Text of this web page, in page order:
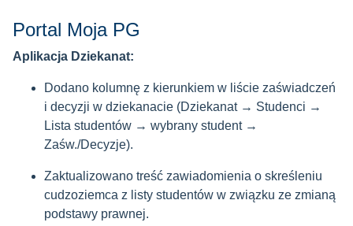
Portal Moja PG
Aplikacja Dziekanat:
Dodano kolumnę z kierunkiem w liście zaświadczeń
i decyzji w dziekanacie (Dziekanat → Studenci →
Lista studentów → wybrany student →
Zaśw./Decyzje).
Zaktualizowano treść zawiadomienia o skreśleniu
cudzoziemca z listy studentów w związku ze zmianą
podstawy prawnej.